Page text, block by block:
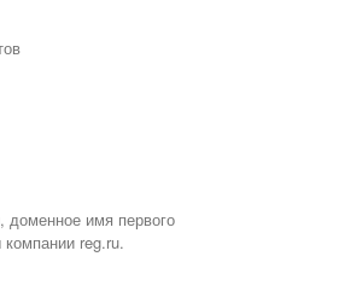
доменное имя первого
reg.ru.